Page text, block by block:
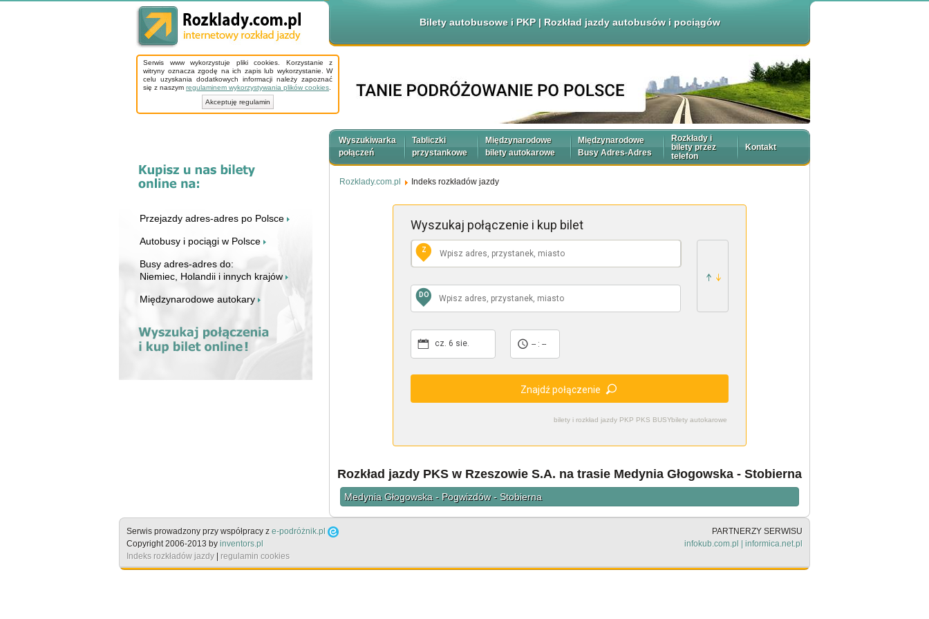
Bilety autobusowe i PKP | Rozkład jazdy autobusów i pociągów
Serwis www wykorzystuje pliki cookies. Korzystanie z
witryny oznacza zgodę na ich zapis lub wykorzystanie. W
celu uzyskania dodatkowych informacji należy zapoznać
się z naszym regulaminem wykorzystywania plików cookies
Akceptuję regulamin
Przejazdy adres-adres po Polsce
Autobusy i pociągi w Polsce
Busy adres-adres do:
Niemiec, Holandii i innych krajów
Międzynarodowe autokary
Wyszukiwarka
połączeń
Tabliczki
przystankowe
Międzynarodowe
bilety autokarowe
Międzynarodowe
Busy Adres-Adres
Rozkłady i
bilety przez
telefon
Kontakt
Rozklady.com.pl Indeks rozkładów jazdy
bilety i rozkład jazdy PKP PKS BUSYbilety autokarowe
Wyszukaj połączenie i kup bilet
Z
DO
cz. 6 sie. -- : --
Znajdź połączenie
Rozkład jazdy PKS w Rzeszowie S.A. na trasie Medynia Głogowska - Stobierna
Medynia Głogowska - Pogwizdów - Stobierna
Serwis prowadzony przy współpracy z e-podróżnik.pl
Copyright 2006-2013 by inventors.pl
Indeks rozkładów jazdy | regulamin cookies
PARTNERZY SERWISU
infokub.com.pl | informica.net.pl